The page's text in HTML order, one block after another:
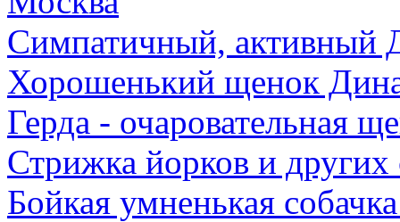
Симпатичный, активный
Хорошенький щенок
Герда - очаровательная
Стрижка йорков и других
Бойкая умненькая